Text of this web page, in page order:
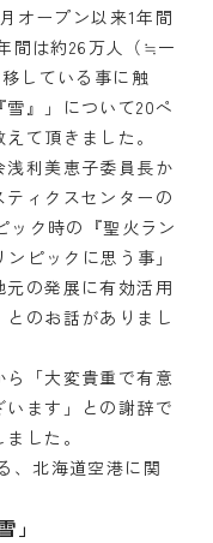
オープン以来1年間
間は約26万人（≒一
している事に触
』」について20ペ
て頂きました。
利美恵子委員長か
ィクスセンターの
ック時の『聖火ラン
ピックに思う事」
の発展に有効活用
のお話がありまし
「大変貴重で有意
ます」との謝辞で
した。
、北海道空港に関
」